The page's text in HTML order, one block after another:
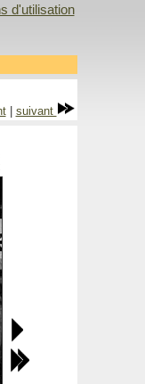
d'utilisation
| suivant